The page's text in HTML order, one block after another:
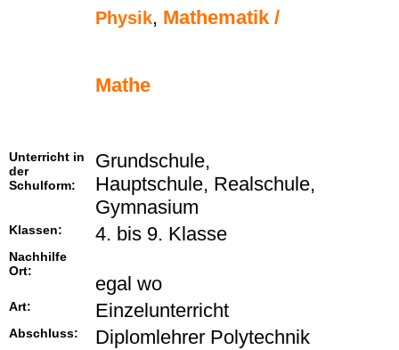
Physik, Mathematik /
Mathe
Unterricht in
der
Schulform:
Grundschule,
Hauptschule, Realschule,
Gymnasium
Klassen: 4. bis 9. Klasse
Nachhilfe
Ort:
egal wo
Art: Einzelunterricht
Abschluss: Diplomlehrer Polytechnik